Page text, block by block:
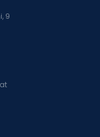
9